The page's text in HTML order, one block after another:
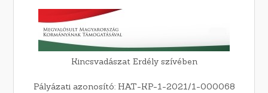
Kincsvadászat Erdély szívében
Pályázati azonosító: HAT-KP-1-2021/1-000068